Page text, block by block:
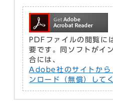
PDFファイルの閲覧
要です。同ソフトがイ
合には、
Adobe社のサイトか
ンロード（無償）して